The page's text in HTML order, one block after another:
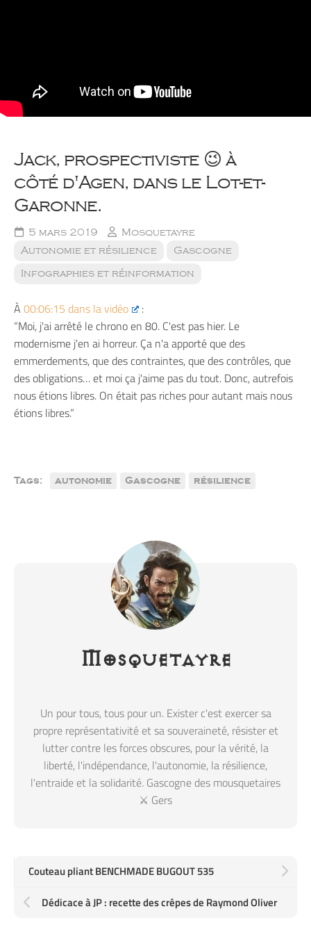
Jack, prospectiviste 😉 à
côté d'Agen, dans le Lot-et-
Garonne.
5 mars 2019
Mosquetayre
Autonomie et résilience
Gascogne
Infographies et réinformation
À 00:06:15 dans la vidéo
:
“Moi, j'ai arrêté le chrono en 80. C'est pas hier. Le
modernisme j'en ai horreur. Ça n'a apporté que des
emmerdements, que des contraintes, que des contrôles, que
des obligations… et moi ça j'aime pas du tout. Donc, autrefois
nous étions libres. On était pas riches pour autant mais nous
étions libres.”
Tags: autonomie Gascogne résilience
Mosquetayre
Un pour tous, tous pour un. Exister c'est exercer sa
propre représentativité et sa souveraineté, résister et
lutter contre les forces obscures, pour la vérité, la
liberté, l'indépendance, l'autonomie, la résilience,
l'entraide et la solidarité. Gascogne des mousquetaires
⚔️ Gers
Couteau pliant BENCHMADE BUGOUT 535
Dédicace à JP : recette des crêpes de Raymond Oliver